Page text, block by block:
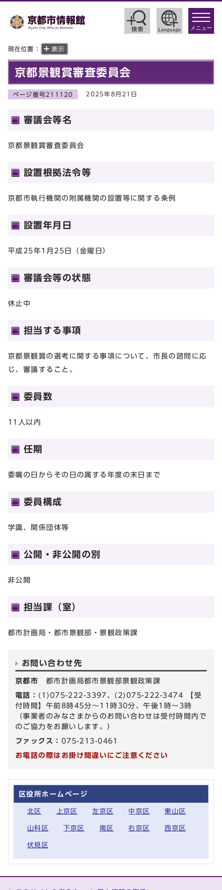
toggle
メニュー
現在位置： 表示
京都景観賞審査委員会
ページ番号211120 2025年8月21日
審議会等名
京都景観賞審査委員会
設置根拠法令等
京都市執行機関の附属機関の設置等に関する条例
設置年月日
平成25年1月25日（金曜日）
審議会等の状態
休止中
担当する事項
京都景観賞の選考に関する事項について、市長の諮問に応
じ、審議すること。
委員数
11人以内
任期
委嘱の日からその日の属する年度の末日まで
委員構成
学識、関係団体等
公開・非公開の別
非公開
担当課（室）
都市計画局・都市景観部・景観政策課
お問い合わせ先
京都市 都市計画局都市景観部景観政策課
電話： (1)075-222-3397、(2)075-222-3474 【受
付時間】午前8時45分～11時30分、午後1時～3時
（事業者のみなさまからのお問い合わせは受付時間内で
のご協力をお願いします。）
ファックス： 075-213-0461
お電話の際はお掛け間違いにご注意ください
区役所ホームページ
北区 上京区 左京区 中京区 東山区
山科区 下京区 南区 右京区 西京区
伏見区